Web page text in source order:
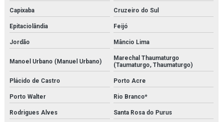
Serviço de isolamento térmico
Serviço de limpeza química de trocador de calor
Serviço de manutenção e aferição em válvulas de segurança
Serviço de manutenção de válvulas
Serviço de medição de espessura de tubulação
Capixaba Cruzeiro do Sul
Epitaciolândia Feijó
Jordão Mâncio Lima
Manoel Urbano (Manuel Urbano)
Marechal Thaumaturgo
(Taumaturgo, Thaumaturgo)
Plácido de Castro Porto Acre
Porto Walter Rio Branco*
Rodrigues Alves Santa Rosa do Purus